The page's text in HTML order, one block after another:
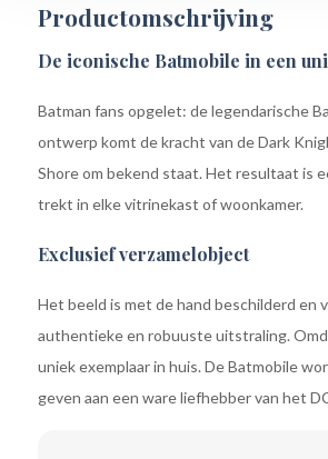
Productomschrijving
De iconische Batmobile in een
Batman fans opgelet: de legendarische
ontwerp komt de kracht van de Dark
Shore om bekend staat. Het resultaat is
trekt in elke vitrinekast of woonkamer.
Exclusief verzamelobject
Het beeld is met de hand beschilderd en
authentieke en robuuste uitstraling.
uniek exemplaar in huis. De Batmobile
geven aan een ware liefhebber van het